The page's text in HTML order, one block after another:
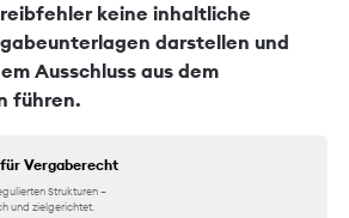
keine inhaltliche
darstellen und
Ausschluss aus dem
führen.
Vergaberecht
Strukturen –
und zielgerichtet.